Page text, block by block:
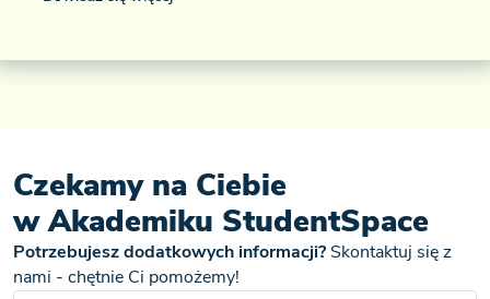
Czekamy na Ciebie
w Akademiku StudentSpace
Potrzebujesz dodatkowych informacji? Skontaktuj się z
nami - chętnie Ci pomożemy!